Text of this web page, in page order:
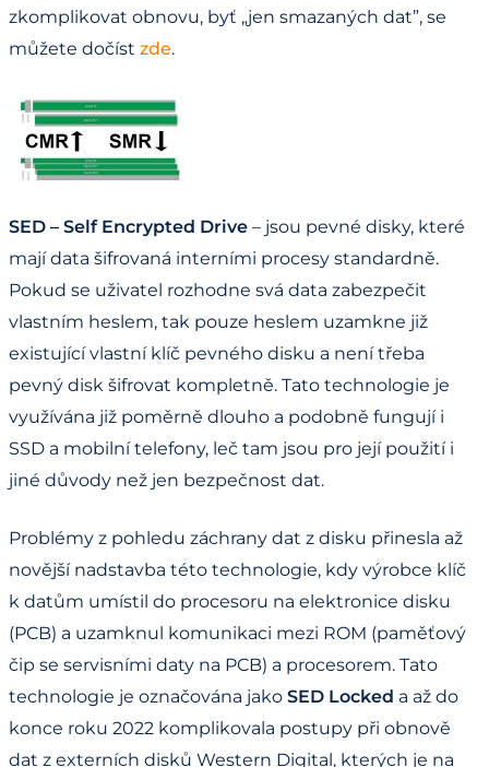
zkomplikovat obnovu, byť „jen smazaných dat”, se
můžete dočíst zde.
SED – Self Encrypted Drive – jsou pevné disky, které
mají data šifrovaná interními procesy standardně.
Pokud se uživatel rozhodne svá data zabezpečit
vlastním heslem, tak pouze heslem uzamkne již
existující vlastní klíč pevného disku a není třeba
pevný disk šifrovat kompletně. Tato technologie je
využívána již poměrně dlouho a podobně fungují i
SSD a mobilní telefony, leč tam jsou pro její použití i
jiné důvody než jen bezpečnost dat.
Problémy z pohledu záchrany dat z disku přinesla až
novější nadstavba této technologie, kdy výrobce klíč
k datům umístil do procesoru na elektronice disku
(PCB) a uzamknul komunikaci mezi ROM (paměťový
čip se servisními daty na PCB) a procesorem. Tato
technologie je označována jako SED Locked a až do
konce roku 2022 komplikovala postupy při obnově
dat z externích disků Western Digital, kterých je na